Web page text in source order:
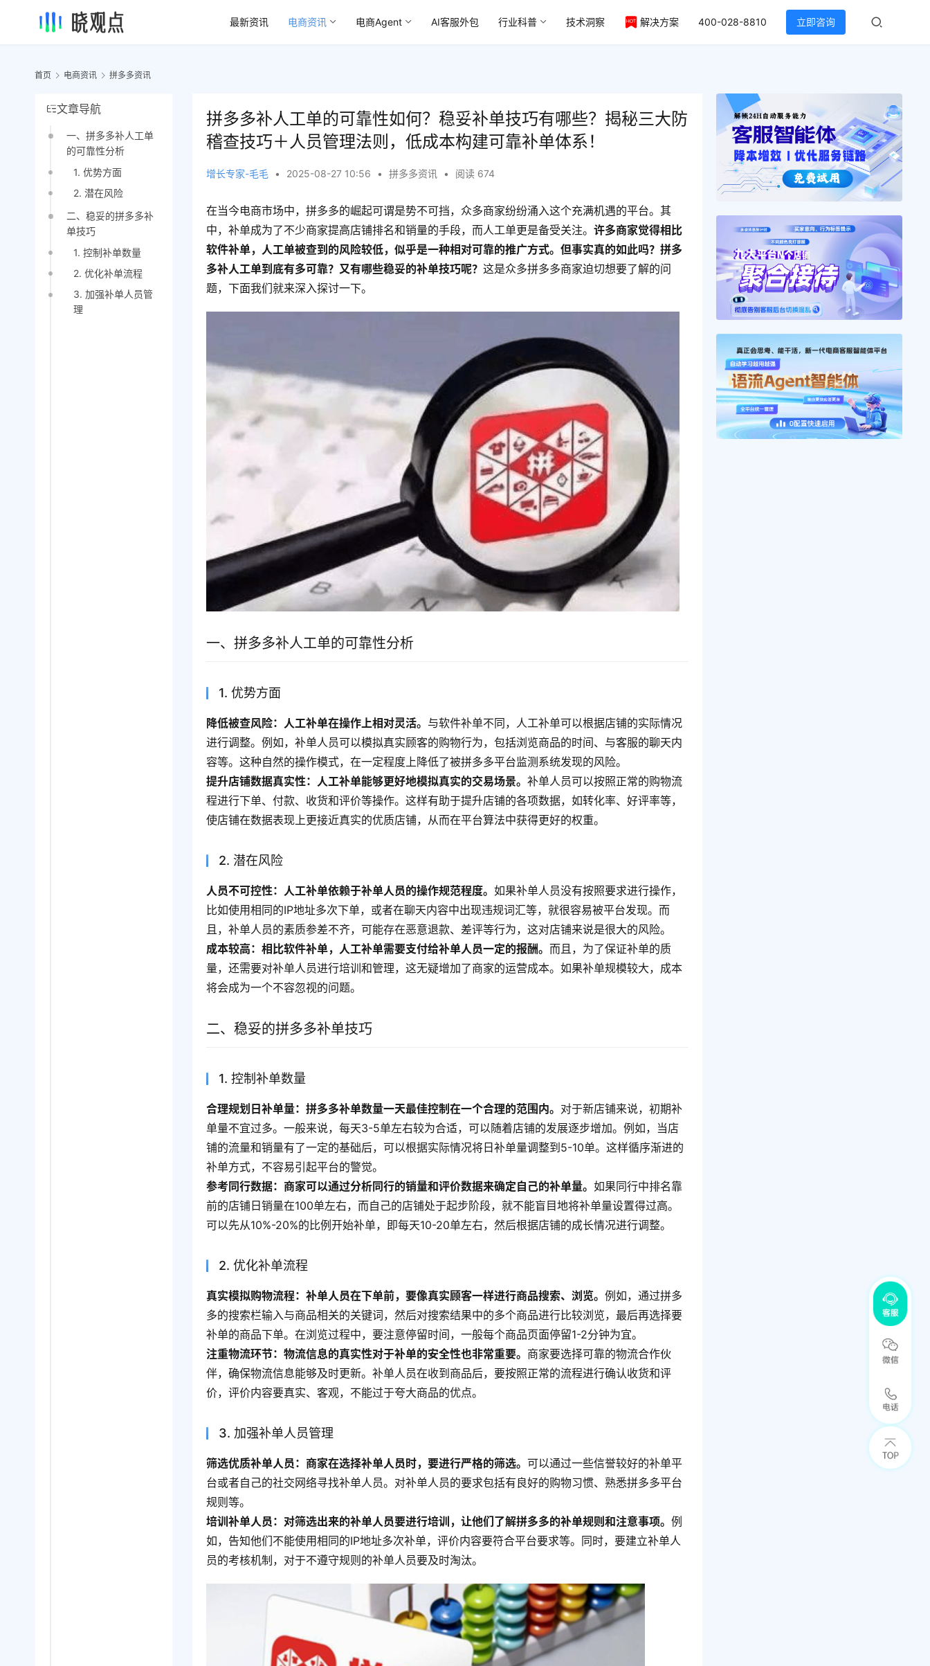
最新资讯 电商资讯 电商Agent AI客服外包 行业科普 技术洞察 解决方案 400-028-8810 立即咨询
首页 电商资讯 拼多多资讯
文章导航
一、拼多多补人工单
的可靠性分析
1. 优势方面
2. 潜在风险
二、稳妥的拼多多补
单技巧
1. 控制补单数量
2. 优化补单流程
3. 加强补单人员管
理
拼多多补人工单的可靠性如何？稳妥补单技巧有哪些？揭秘三大防
稽查技巧＋人员管理法则，低成本构建可靠补单体系！
增长专家-毛毛 • 2025-08-27 10:56 • 拼多多资讯 • 阅读 674
在当今电商市场中，拼多多的崛起可谓是势不可挡，众多商家纷纷涌入这个充满机遇的平台。其
中，补单成为了不少商家提高店铺排名和销量的手段，而人工单更是备受关注。许多商家觉得相比
软件补单，人工单被查到的风险较低，似乎是一种相对可靠的推广方式。但事实真的如此吗？拼多
多补人工单到底有多可靠？又有哪些稳妥的补单技巧呢？这是众多拼多多商家迫切想要了解的问
题，下面我们就来深入探讨一下。
一、拼多多补人工单的可靠性分析
1. 优势方面
降低被查风险：人工补单在操作上相对灵活。 与软件补单不同，人工补单可以根据店铺的实际情况
进行调整。例如，补单人员可以模拟真实顾客的购物行为，包括浏览商品的时间、与客服的聊天内
容等。这种自然的操作模式，在一定程度上降低了被拼多多平台监测系统发现的风险。
提升店铺数据真实性：人工补单能够更好地模拟真实的交易场景。补单人员可以按照正常的购物流
程进行下单、付款、收货和评价等操作。这样有助于提升店铺的各项数据，如转化率、好评率等，
使店铺在数据表现上更接近真实的优质店铺，从而在平台算法中获得更好的权重。
2. 潜在风险
人员不可控性：人工补单依赖于补单人员的操作规范程度。如果补单人员没有按照要求进行操作，
比如使用相同的IP地址多次下单，或者在聊天内容中出现违规词汇等，就很容易被平台发现。而
且，补单人员的素质参差不齐，可能存在恶意退款、差评等行为，这对店铺来说是很大的风险。
成本较高：相比软件补单，人工补单需要支付给补单人员一定的报酬。而且，为了保证补单的质
量，还需要对补单人员进行培训和管理，这无疑增加了商家的运营成本。如果补单规模较大，成本
将会成为一个不容忽视的问题。
二、稳妥的拼多多补单技巧
1. 控制补单数量
合理规划日补单量：拼多多补单数量一天最佳控制在一个合理的范围内。 对于新店铺来说，初期补
单量不宜过多。一般来说，每天3-5单左右较为合适，可以随着店铺的发展逐步增加。例如，当店
铺的流量和销量有了一定的基础后，可以根据实际情况将日补单量调整到5-10单。这样循序渐进的
补单方式，不容易引起平台的警觉。
参考同行数据：商家可以通过分析同行的销量和评价数据来确定自己的补单量。如果同行中排名靠
前的店铺日销量在100单左右，而自己的店铺处于起步阶段，就不能盲目地将补单量设置得过高。
可以先从10%-20%的比例开始补单，即每天10-20单左右，然后根据店铺的成长情况进行调整。
2. 优化补单流程
真实模拟购物流程：补单人员在下单前，要像真实顾客一样进行商品搜索、浏览。例如，通过拼多
多的搜索栏输入与商品相关的关键词，然后对搜索结果中的多个商品进行比较浏览，最后再选择要
补单的商品下单。在浏览过程中，要注意停留时间，一般每个商品页面停留1-2分钟为宜。
注重物流环节：物流信息的真实性对于补单的安全性也非常重要。 商家要选择可靠的物流合作伙
伴，确保物流信息能够及时更新。补单人员在收到商品后，要按照正常的流程进行确认收货和评
价，评价内容要真实、客观，不能过于夸大商品的优点。
3. 加强补单人员管理
筛选优质补单人员：商家在选择补单人员时，要进行严格的筛选。可以通过一些信誉较好的补单平
台或者自己的社交网络寻找补单人员。对补单人员的要求包括有良好的购物习惯、熟悉拼多多平台
规则等。
培训补单人员：对筛选出来的补单人员要进行培训，让他们了解拼多多的补单规则和注意事项。例
如，告知他们不能使用相同的IP地址多次补单，评价内容要符合平台要求等。同时，要建立补单人
员的考核机制，对于不遵守规则的补单人员要及时淘汰。